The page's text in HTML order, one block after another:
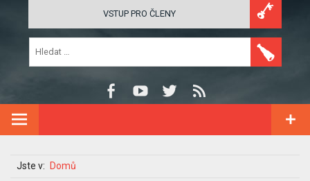
VSTUP PRO ČLENY
Jste v: Domů